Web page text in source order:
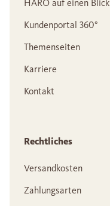
HARO auf einen Blick
Kundenportal 360°
Themenseiten
Karriere
Kontakt
Rechtliches
Versandkosten
Zahlungsarten